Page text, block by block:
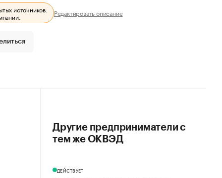
источников.
Редактировать описание
Другие предприниматели с
тем же ОКВЭД
ДЕЙСТВУЕТ